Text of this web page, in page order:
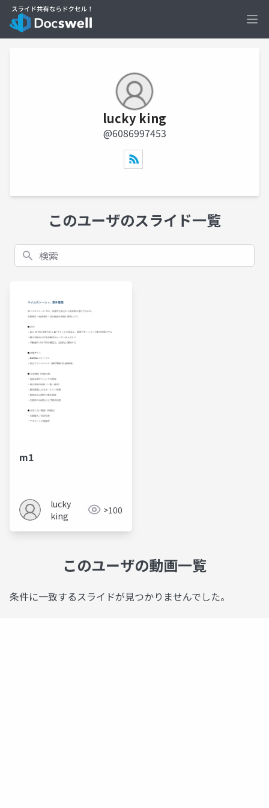
lucky king
@6086997453
このユーザのスライド一覧
検索
m1
lucky
king
>100
このユーザの動画一覧
条件に一致するスライドが見つかりませんでした。